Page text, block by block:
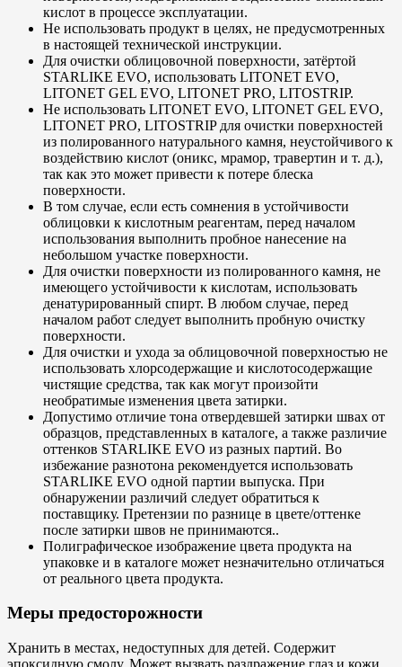
кислот в процессе эксплуатации.
Не использовать продукт в целях, не предусмотренных
в настоящей технической инструкции.
Для очистки облицовочной поверхности, затёртой
STARLIKE EVO, использовать LITONET EVO,
LITONET GEL EVO, LITONET PRO, LITOSTRIP.
Не использовать LITONET EVO, LITONET GEL EVO,
LITONET PRO, LITOSTRIP для очистки поверхностей
из полированного натурального камня, неустойчивого к
воздействию кислот (оникс, мрамор, травертин и т. д.),
так как это может привести к потере блеска
поверхности.
В том случае, если есть сомнения в устойчивости
облицовки к кислотным реагентам, перед началом
использования выполнить пробное нанесение на
небольшом участке поверхности.
Для очистки поверхности из полированного камня, не
имеющего устойчивости к кислотам, использовать
денатурированный спирт. В любом случае, перед
началом работ следует выполнить пробную очистку
поверхности.
Для очистки и ухода за облицовочной поверхностью не
использовать хлорсодержащие и кислотосодержащие
чистящие средства, так как могут произойти
необратимые изменения цвета затирки.
Допустимо отличие тона отвердевшей затирки швах от
образцов, представленных в каталоге, а также различие
оттенков STARLIKE EVO из разных партий. Во
избежание разнотона рекомендуется использовать
STARLIKE EVO одной партии выпуска. При
обнаружении различий следует обратиться к
поставщику. Претензии по разнице в цвете/оттенке
после затирки швов не принимаются..
Полиграфическое изображение цвета продукта на
упаковке и в каталоге может незначительно отличаться
от реального цвета продукта.
Меры предосторожности
Хранить в местах, недоступных для детей. Содержит
эпоксидную смолу. Может вызвать раздражение глаз и кожи.